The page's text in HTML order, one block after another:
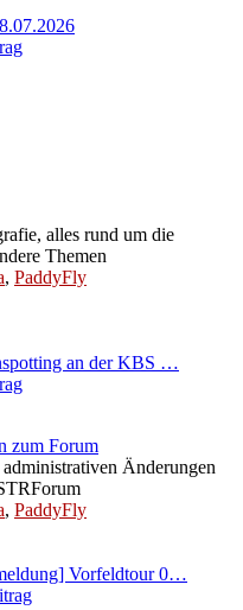
alles rund um die
Themen
, PaddyFly
an der KBS …
zum Forum
Änderungen
, PaddyFly
Vorfeldtour 0…